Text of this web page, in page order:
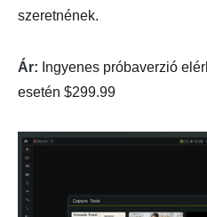
szeretnének.
Ár: Ingyenes próbaverzió
esetén $299.99